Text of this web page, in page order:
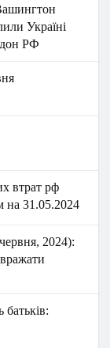
Україні
РФ
втрат рф
на 31.05.2024
2024):
батьків: